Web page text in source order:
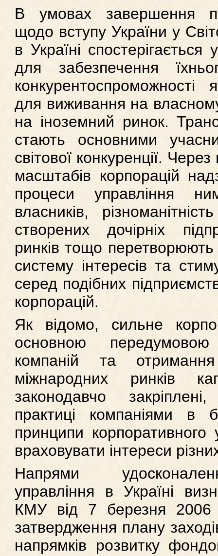
В умовах завершення
щодо вступу України у
в Україні спостерігається
для забезпечення
конкурентоспроможності
для виживання на
на іноземний ринок.
стають основними
світової конкуренції.
масштабів корпорацій
процеси управління
власників,
створених дочірніх
ринків тощо
систему інтересів та
серед подібних
корпорацій.
Як відомо, сильне
основною передумовою
компаній та
міжнародних ринків
законодавчо
практиці компаніями в
принципи корпоративного
враховувати інтереси
Напрями
управління в Україні
КМУ від 7 березня
затвердження плану
напрямків розвитку